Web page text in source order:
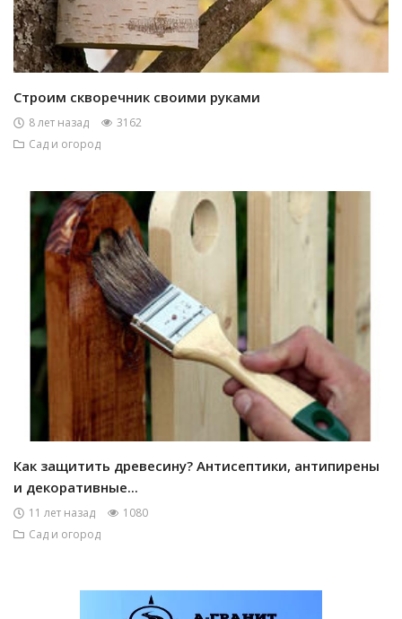
Строим скворечник своими руками
8 лет назад
3162
Сад и огород
Как защитить древесину? Антисептики, антипирены
и декоративные...
11 лет назад
1080
Сад и огород